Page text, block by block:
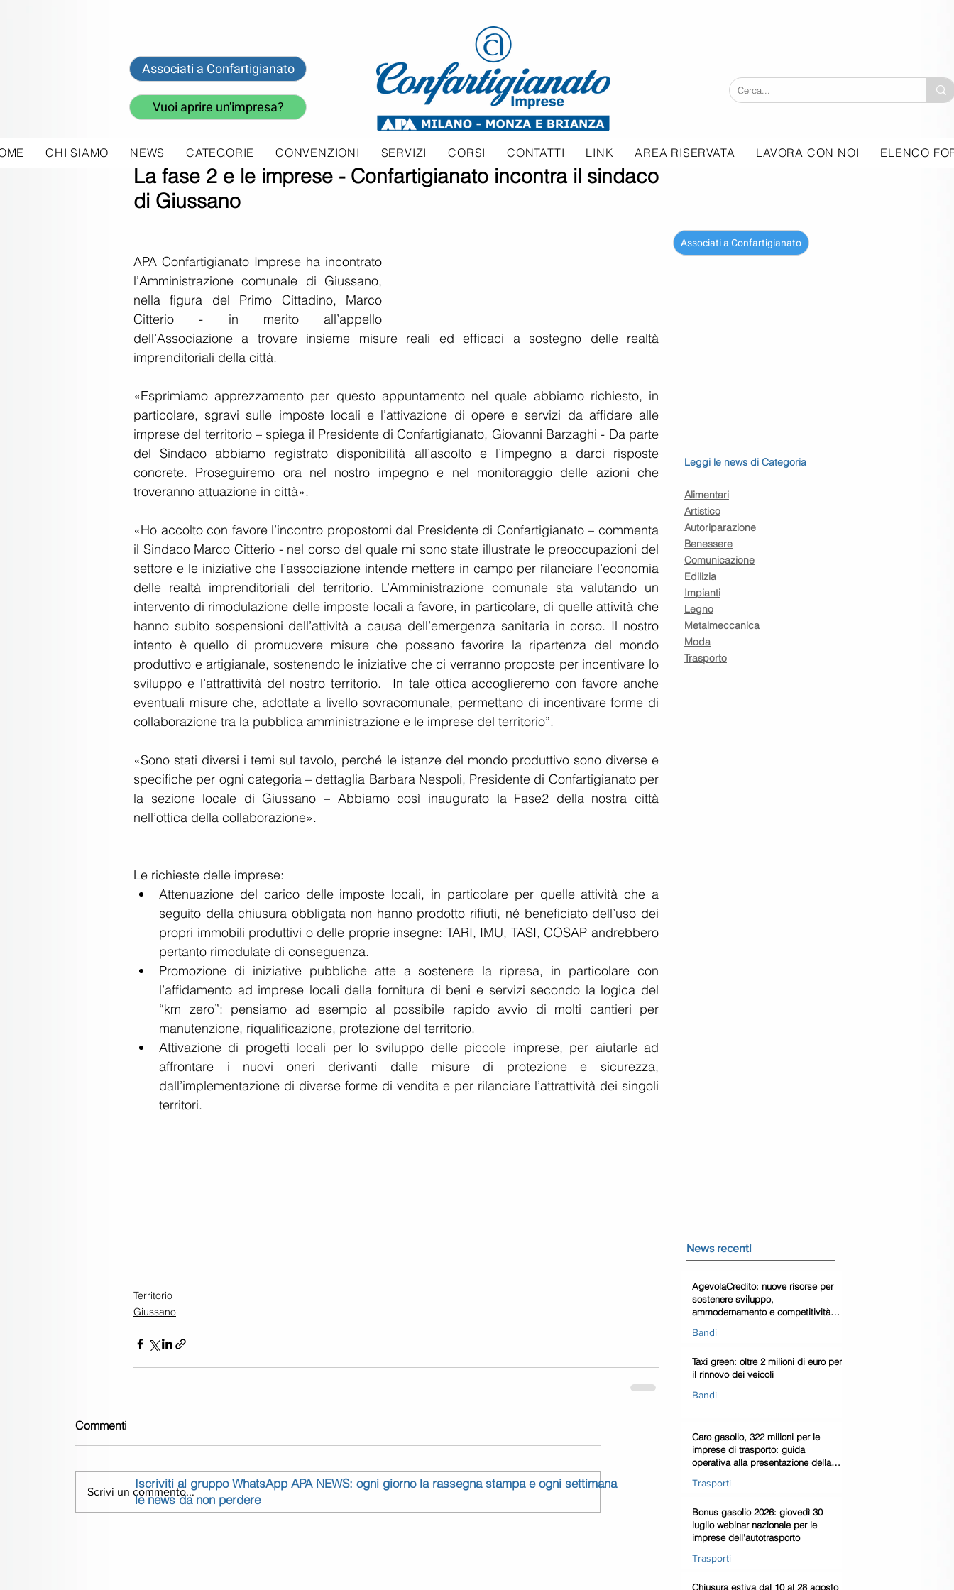
Associati a Confartigianato
Vuoi aprire un'impresa?
CHI SIAMO NEWS CATEGORIE CONVENZIONI SERVIZI CORSI CONTATTI LINK AREA RISERVATA LAVORA CON NOI ELENCO
La fase 2 e le imprese - Confartigianato incontra il sindaco
di Giussano
13 mag 2020
APA Confartigianato Imprese ha incontrato
l’Amministrazione comunale di Giussano,
nella figura del Primo Cittadino, Marco
Citterio - in merito all’appello
dell’Associazione a trovare insieme misure reali ed efficaci a sostegno delle realtà
imprenditoriali della città.
«Esprimiamo apprezzamento per questo appuntamento nel quale abbiamo richiesto, in
particolare, sgravi sulle imposte locali e l’attivazione di opere e servizi da affidare alle
imprese del territorio – spiega il Presidente di Confartigianato, Giovanni Barzaghi - Da parte
del Sindaco abbiamo registrato disponibilità all’ascolto e l’impegno a darci risposte
concrete. Proseguiremo ora nel nostro impegno e nel monitoraggio delle azioni che
troveranno attuazione in città».
«Ho accolto con favore l’incontro propostomi dal Presidente di Confartigianato – commenta
il Sindaco Marco Citterio - nel corso del quale mi sono state illustrate le preoccupazioni del
settore e le iniziative che l’associazione intende mettere in campo per rilanciare l’economia
delle realtà imprenditoriali del territorio. L’Amministrazione comunale sta valutando un
intervento di rimodulazione delle imposte locali a favore, in particolare, di quelle attività che
hanno subito sospensioni dell’attività a causa dell’emergenza sanitaria in corso. Il nostro
intento è quello di promuovere misure che possano favorire la ripartenza del mondo
produttivo e artigianale, sostenendo le iniziative che ci verranno proposte per incentivare lo
sviluppo e l’attrattività del nostro territorio.  In tale ottica accoglieremo con favore anche
eventuali misure che, adottate a livello sovracomunale, permettano di incentivare forme di
collaborazione tra la pubblica amministrazione e le imprese del territorio”.
«Sono stati diversi i temi sul tavolo, perché le istanze del mondo produttivo sono diverse e
specifiche per ogni categoria – dettaglia Barbara Nespoli, Presidente di Confartigianato per
la sezione locale di Giussano – Abbiamo così inaugurato la Fase2 della nostra città
nell’ottica della collaborazione».
Le richieste delle imprese:
Attenuazione del carico delle imposte locali, in particolare per quelle attività che a
seguito della chiusura obbligata non hanno prodotto rifiuti, né beneficiato dell’uso dei
propri immobili produttivi o delle proprie insegne: TARI, IMU, TASI, COSAP andrebbero
pertanto rimodulate di conseguenza.
Promozione di iniziative pubbliche atte a sostenere la ripresa, in particolare con
l’affidamento ad imprese locali della fornitura di beni e servizi secondo la logica del
“km zero”: pensiamo ad esempio al possibile rapido avvio di molti cantieri per
manutenzione, riqualificazione, protezione del territorio.
Attivazione di progetti locali per lo sviluppo delle piccole imprese, per aiutarle ad
affrontare i nuovi oneri derivanti dalle misure di protezione e sicurezza,
dall’implementazione di diverse forme di vendita e per rilanciare l’attrattività dei singoli
territori.
Territorio
Giussano
Commenti
Scrivi un commento...
Leggi le news di Categoria
Alimentari
Artistico
Autoriparazione
Benessere
Comunicazione
Edilizia
Impianti
Legno
Metalmeccanica
Moda
Trasporto
News recenti
AgevolaCredito: nuove risorse per
sostenere sviluppo,
ammodernamento e competitività
Bandi
Taxi green: oltre 2 milioni di euro per
il rinnovo dei veicoli
Bandi
Caro gasolio, 322 milioni per le
imprese di trasporto: guida
operativa alla presentazione della
Trasporti
Bonus gasolio 2026: giovedì 30
luglio webinar nazionale per le
imprese dell’autotrasporto
Trasporti
Chiusura estiva dal 10 al 28 agosto
Iscriviti al gruppo WhatsApp APA NEWS: ogni giorno la rassegna stampa e ogni settimana
le news da non perdere
Associati a Confartigianato